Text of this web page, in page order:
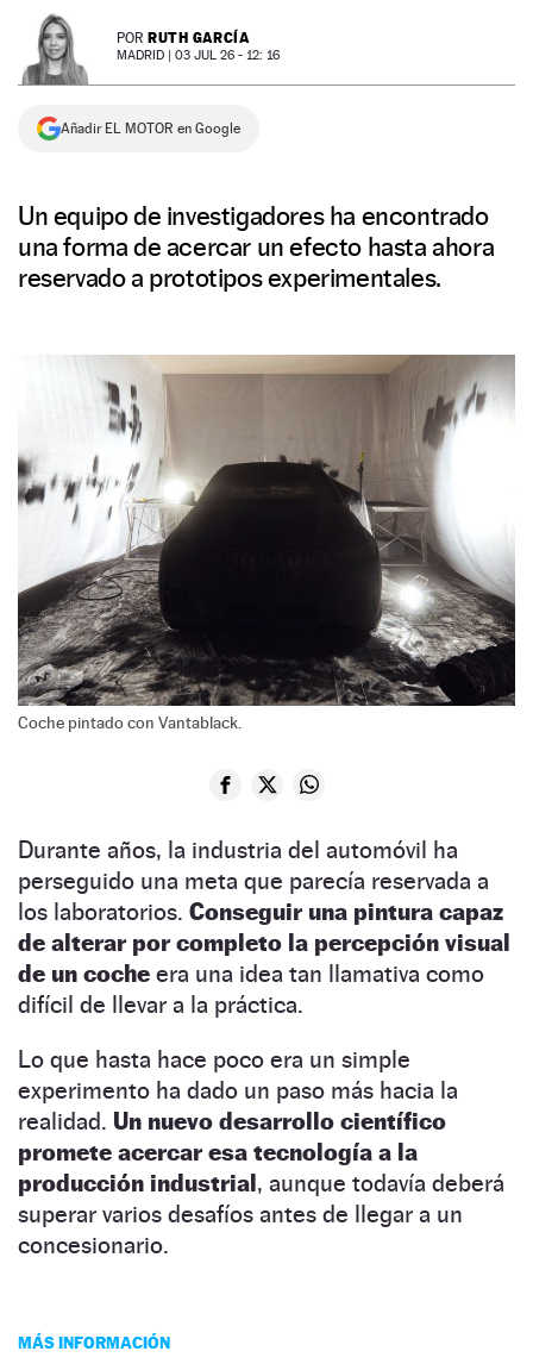
NEWSLETTER POR RUTH GARCÍA
MADRID | 03 JUL 26 - 12: 16
Añadir EL MOTOR en Google
Un equipo de investigadores ha encontrado
una forma de acercar un efecto hasta ahora
reservado a prototipos experimentales.
Coche pintado con Vantablack.
Durante años, la industria del automóvil ha
perseguido una meta que parecía reservada a
los laboratorios. Conseguir una pintura capaz
de alterar por completo la percepción visual
de un coche era una idea tan llamativa como
difícil de llevar a la práctica.
Lo que hasta hace poco era un simple
experimento ha dado un paso más hacia la
realidad. Un nuevo desarrollo científico
promete acercar esa tecnología a la
producción industrial, aunque todavía deberá
superar varios desafíos antes de llegar a un
concesionario.
MÁS INFORMACIÓN